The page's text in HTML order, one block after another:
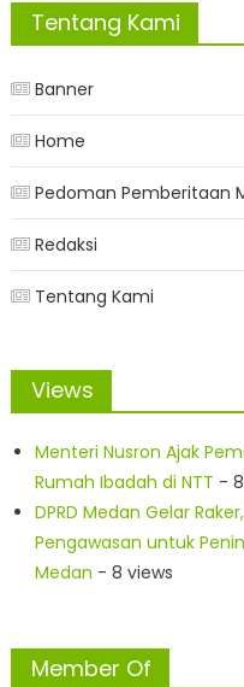
Tentang Kami
Banner
Home
Pedoman Pemberitaan
Redaksi
Tentang Kami
Views
Menteri Nusron Ajak
Rumah Ibadah di NTT -
DPRD Medan Gelar
Pengawasan untuk
Medan - 8 views
Member Of